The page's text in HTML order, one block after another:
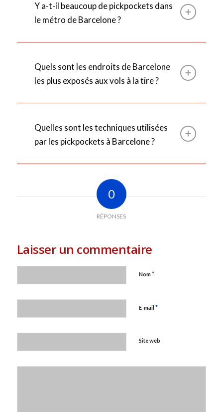
Y a-t-il beaucoup de pickpockets dans
le métro de Barcelone ?
Quels sont les endroits de Barcelone
les plus exposés aux vols à la tire ?
Quelles sont les techniques utilisées
par les pickpockets à Barcelone ?
0
RÉPONSES
Laisser un commentaire
Nom*
E-mail *
Site web